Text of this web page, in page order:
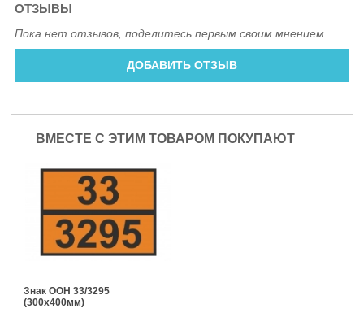
ОТЗЫВЫ
Пока нет отзывов, поделитесь первым своим мнением.
ДОБАВИТЬ ОТЗЫВ
ВМЕСТЕ С ЭТИМ ТОВАРОМ ПОКУПАЮТ
Знак ООН 33/3295
(300x400мм)